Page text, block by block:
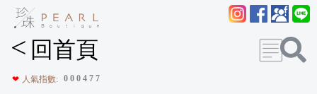
< 回首頁
❤ 人氣指數: 0 0 0 4 7 7